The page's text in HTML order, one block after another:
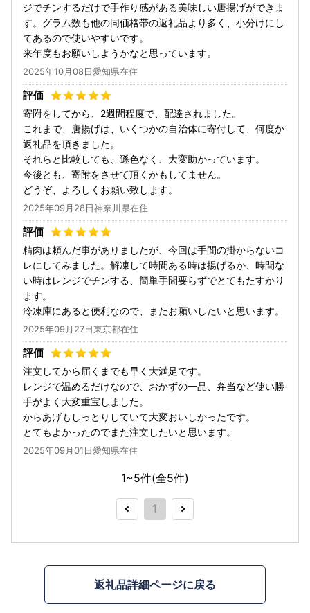
ジでチンするだけで手作り感がある美味しい唐揚げができま
す。グラム数も他の同価格帯の返礼品より多く、小分けにし
てあるので使いやすいです。
来年度もお願いしようかなと思っています。
2025年10月08日愛知県在住
寄附をしてから、2週間程度で、配達されました。
これまで、唐揚げは、いくつかの自治体に寄付して、何度か
返礼品を頂きました。
それらと比較しても、遜色なく、大変助かっています。
今後とも、寄附をさせて頂くかもしてません。
どうぞ、よろしくお願い致します。
2025年09月28日神奈川県在住
精肉は頼んだ事がありましたが、今回は手間の掛からないコ
レにしてみました。解凍して時間ある時は揚げるか、時間な
い時はレンジでチンする、簡単手間要らずでとてもたすかり
ます。
冷凍庫にあると便利なので、またお願いしたいと思います。
2025年09月27日東京都在住
注文してから届くまでも早く大満足です。
レンジで温めるだけなので、おかずの一品、弁当など使い勝
手がよく大変重宝しました。
からあげもしっとりしていて大変おいしかったです。
とてもよかったのでまた注文したいと思います。
2025年09月01日愛知県在住
1~5件(全5件)
1
返礼品詳細ページに戻る